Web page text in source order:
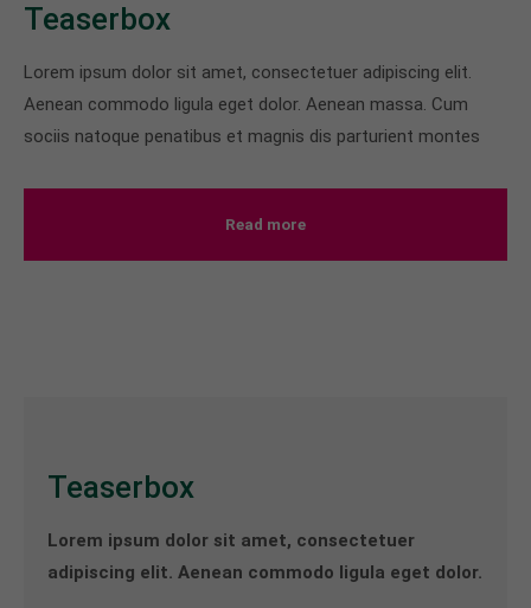
Lorem ipsum dolor sit amet, consectetuer
Cum sociis natoque penatibus et magnis dis
parturient montes, nascetur ridiculus mus. Donec
Teaserbox
Lorem ipsum dolor sit amet, consectetuer adipiscing elit.
Aenean commodo ligula eget dolor. Aenean massa. Cum
sociis natoque penatibus et magnis dis parturient montes
Read more
Teaserbox
Lorem ipsum dolor sit amet, consectetuer
adipiscing elit. Aenean commodo ligula eget dolor.